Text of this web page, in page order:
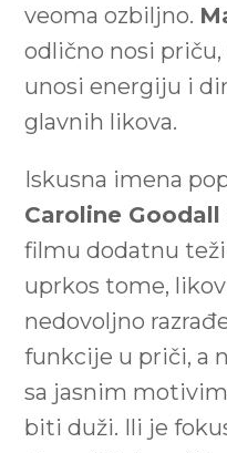
veoma ozbiljno.
odlično nosi priču,
unosi energiju i
glavnih likova.
Iskusna imena
Caroline Goodall
filmu dodatnu
uprkos tome,
nedovoljno
funkcije u priči, a
sa jasnim
biti duži. Ili je